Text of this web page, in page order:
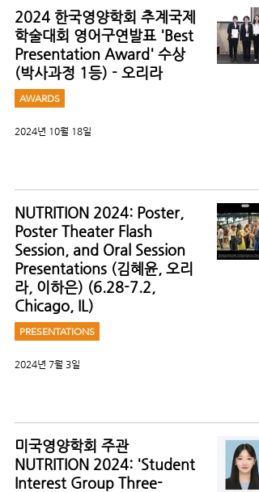
2024 한국영양학회 추계국제
학술대회 영어구연발표 'Best
Presentation Award' 수상
(박사과정 1등) - 오리라
AWARDS
2024년 10월 18일
NUTRITION 2024: Poster,
Poster Theater Flash
Session, and Oral Session
Presentations (김혜윤, 오리
라, 이하은) (6.28-7.2,
Chicago, IL)
PRESENTATIONS
2024년 7월 3일
미국영양학회 주관
NUTRITION 2024: 'Student
Interest Group Three-